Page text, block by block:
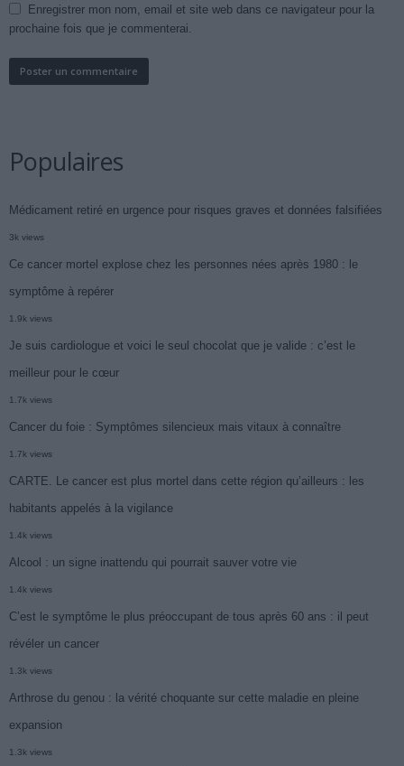
Enregistrer mon nom, email et site web dans ce navigateur pour la
prochaine fois que je commenterai.
Populaires
Médicament retiré en urgence pour risques graves et données falsifiées
3k views
Ce cancer mortel explose chez les personnes nées après 1980 : le
symptôme à repérer
1.9k views
Je suis cardiologue et voici le seul chocolat que je valide : c’est le
meilleur pour le cœur
1.7k views
Cancer du foie : Symptômes silencieux mais vitaux à connaître
1.7k views
CARTE. Le cancer est plus mortel dans cette région qu’ailleurs : les
habitants appelés à la vigilance
1.4k views
Alcool : un signe inattendu qui pourrait sauver votre vie
1.4k views
C’est le symptôme le plus préoccupant de tous après 60 ans : il peut
révéler un cancer
1.3k views
Arthrose du genou : la vérité choquante sur cette maladie en pleine
expansion
1.3k views